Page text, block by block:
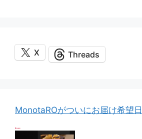
X Threads
MonotaROがついにお届け希望